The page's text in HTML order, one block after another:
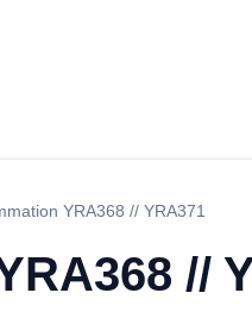
YRA368 // YRA371
//